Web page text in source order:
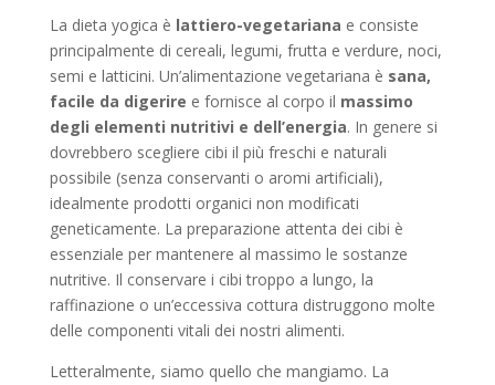
La dieta yogica è lattiero-vegetariana e consiste
principalmente di cereali, legumi, frutta e verdure, noci,
semi e latticini. Un’alimentazione vegetariana è sana,
facile da digerire e fornisce al corpo il massimo
degli elementi nutritivi e dell’energia. In genere si
dovrebbero scegliere cibi il più freschi e naturali
possibile (senza conservanti o aromi artificiali),
idealmente prodotti organici non modificati
geneticamente. La preparazione attenta dei cibi è
essenziale per mantenere al massimo le sostanze
nutritive. Il conservare i cibi troppo a lungo, la
raffinazione o un’eccessiva cottura distruggono molte
delle componenti vitali dei nostri alimenti.
Letteralmente, siamo quello che mangiamo. La